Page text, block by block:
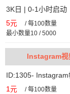
3K日 | 0-1小时启动
5元 /每100数量
最小数量10 / 5000
Instagram视
ID:1305-
1元 /每100数量